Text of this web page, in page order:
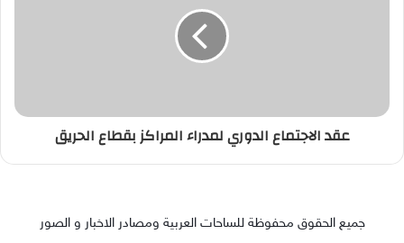
عقد الاجتماع الدوري لمدراء المراكز بقطاع الحريق
جميع الحقوق محفوظة للساحات العربية ومصادر الاخبار و الصور